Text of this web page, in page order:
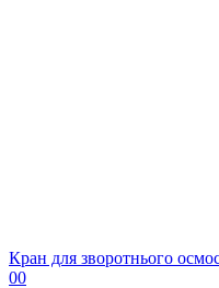
Кран для зворотнього
00